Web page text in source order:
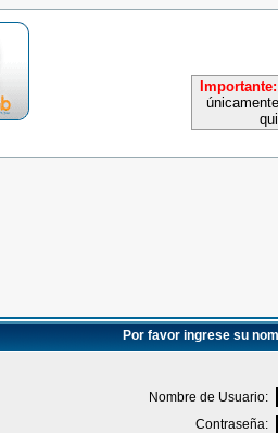
Importante:
Por favor ingrese su
Nombre de Usuario:
Contraseña: